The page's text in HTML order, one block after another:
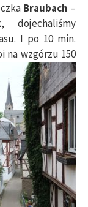
Braubach –
I po 10 min.
na wzgórzu 150